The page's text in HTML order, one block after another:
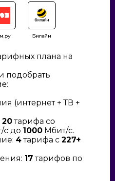
Билайн
плана на
подобрать
(интернет + ТВ +
20тарифа со
с до 1000 Мбит/с.
4тарифа с 227+
17 тарифов по